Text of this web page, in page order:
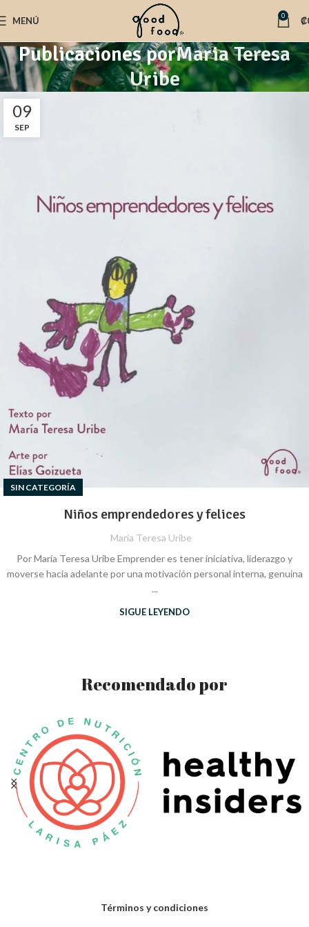
MENÚ 0 ₡
Publicaciones porMaria Teresa
Uribe
09
SEP
SIN CATEGORÍA
Niños emprendedores y felices
Maria Teresa Uribe
Por María Teresa Uribe Emprender es tener iniciativa, liderazgo y
moverse hacia adelante por una motivación personal interna, genuina
...
SIGUE LEYENDO
Recomendado por
Términos y condiciones